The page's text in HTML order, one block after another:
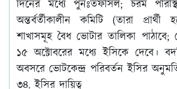
দিনের মধ্যে পুনঃতফসিল; চরম
অন্তর্বর্তীকালীন কমিটি (তারা
শাখাসমূহ বৈধ ভোটার তালিকা পাঠাবে;
১৫ অক্টোবরের মধ্যে ইসিকে দেবে।
অবসরে ভোটকেন্দ্র পরিবর্তন ইসির
৩৪. ইসির দায়িত্ব